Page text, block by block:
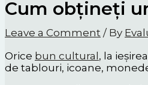
Cum obțineți
Leave a Comment / By
Orice bun cultural, la
de tablouri, icoane,